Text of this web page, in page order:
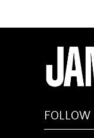
FOLLOW